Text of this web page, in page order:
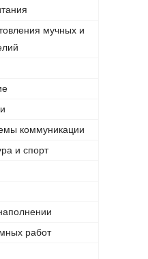
мучных и
коммуникации
и спорт
работ